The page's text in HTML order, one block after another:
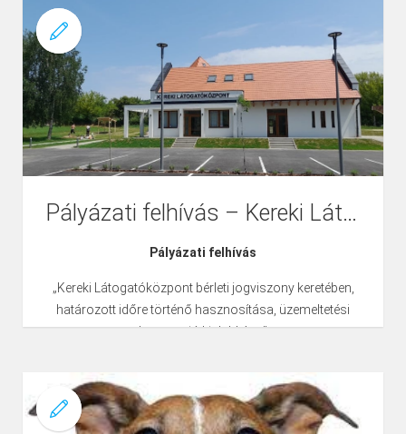
Pályázati felhívás:
Pályázati felhívás – Kereki Látogatóközpont
Pályázati felhívás
„Kereki Látogatóközpont bérleti jogviszony keretében,
határozott időre történő hasznosítása, üzemeltetési
koncepció kialakítása”
Pályázati felhívás: